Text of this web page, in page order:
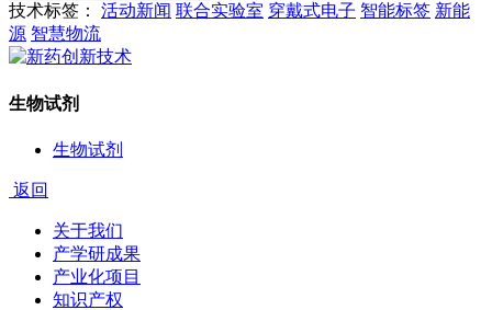
技术标签： 活动新闻 联合实验室 穿戴式电子 智能标签 新能
源 智慧物流
生物试剂
生物试剂
返回
关于我们
产学研成果
产业化项目
知识产权